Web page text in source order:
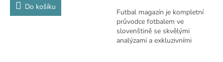
Do košíku
5
hvězdiček.
Futbal magazín je kompletní
průvodce fotbalem ve
slovenštině se skvělými
analýzami a exkluzivními